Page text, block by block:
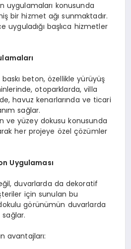
uygulamaları konusunda
bir hizmet ağı sunmaktadır.
uyguladığı başlıca hizmetler
beton, özellikle yürüyüş
otoparklarda, villa
havuz kenarlarında ve ticari
sağlar.
ve yüzey dokusu konusunda
her projeye özel çözümler
Uygulaması
duvarlarda da dekoratif
için sunulan bu
görünümün duvarlarda
sağlar.
avantajları: